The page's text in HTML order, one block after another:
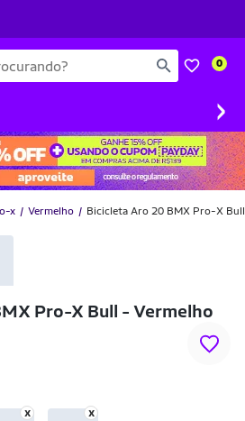
0
›
x Vermelho Bicicleta Aro 20 BMX Pro-X
Pro-X Bull - Vermelho
-10% OFF